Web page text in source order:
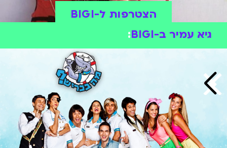
הצטרפות ל-BIGI
גיא עמיר ב-BIGI
: